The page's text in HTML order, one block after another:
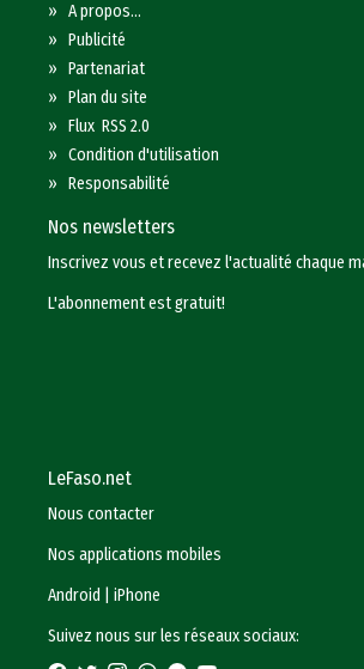
»A propos...
»Publicité
»Partenariat
»Plan du site
»Flux RSS 2.0
»Condition d'utilisation
»Responsabilité
Nos newsletters
Inscrivez vous et recevez l'actualité chaque
L'abonnement est gratuit!
LeFaso.net
Nous contacter
Nos applications mobiles
Android |iPhone
Suivez nous sur les réseaux sociaux: